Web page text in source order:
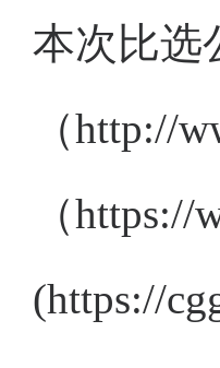
本次 比选
（http://
（https://
(https://